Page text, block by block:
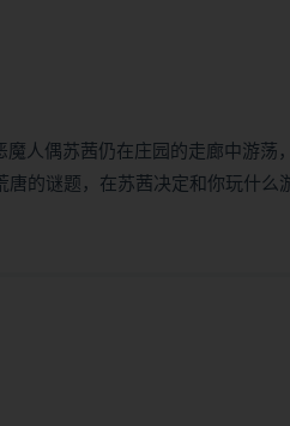
人偶苏茜仍在庄园的走廊中游荡
的谜题，在苏茜决定和你玩什么